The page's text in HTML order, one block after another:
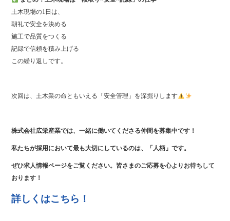
土木現場の1日は、
朝礼で安全を決める
施工で品質をつくる
記録で信頼を積み上げる
この繰り返しです。
次回は、土木業の命ともいえる「安全管理」を深掘りします
株式会社広栄産業では、一緒に働いてくださる仲間を募集中です！
私たちが採用において最も大切にしているのは、「人柄」です。
ぜひ求人情報ページをご覧ください。皆さまのご応募を心よりお待ちして
おります！
詳しくはこちら！